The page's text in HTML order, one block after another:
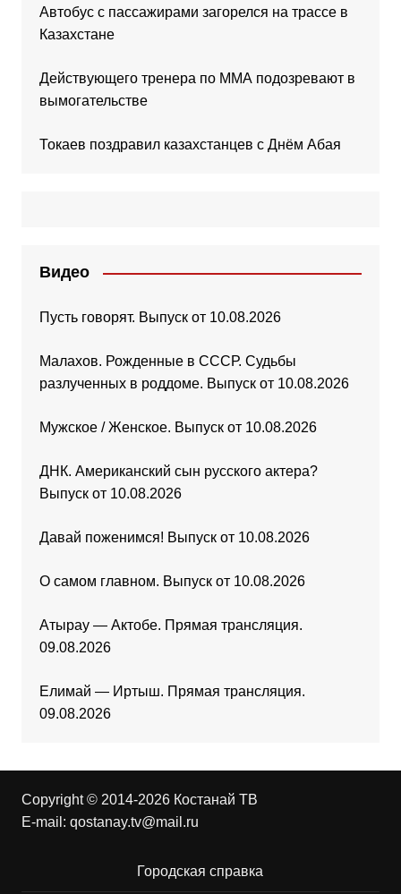
Автобус с пассажирами загорелся на трассе в
Казахстане
Действующего тренера по ММА подозревают в
вымогательстве
Токаев поздравил казахстанцев с Днём Абая
Видео
Пусть говорят. Выпуск от 10.08.2026
Малахов. Рожденные в СССР. Судьбы
разлученных в роддоме. Выпуск от 10.08.2026
Мужское / Женское. Выпуск от 10.08.2026
ДНК. Американский сын русского актера?
Выпуск от 10.08.2026
Давай поженимся! Выпуск от 10.08.2026
О самом главном. Выпуск от 10.08.2026
Атырау — Актобе. Прямая трансляция.
09.08.2026
Елимай — Иртыш. Прямая трансляция.
09.08.2026
Copyright © 2014-2026 Костанай ТВ
E-mail: qostanay.tv@mail.ru
Городская справка